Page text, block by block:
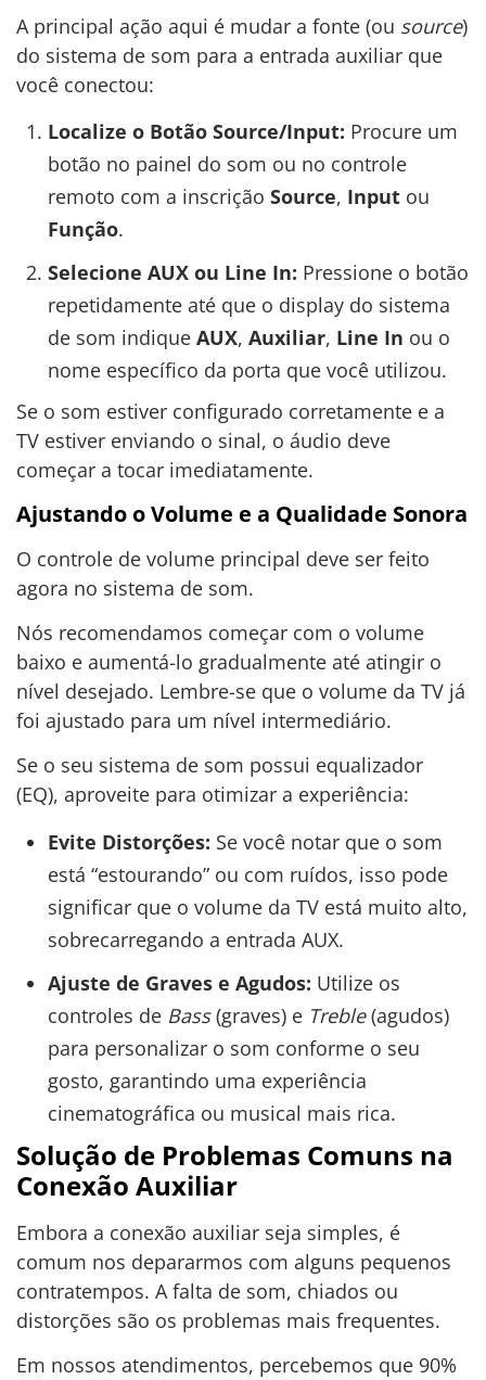
A principal ação aqui é mudar a fonte (ou source)
do sistema de som para a entrada auxiliar que
você conectou:
Localize o Botão Source/Input: Procure um
botão no painel do som ou no controle
remoto com a inscrição Source, Inputou
Função.
Selecione AUX ou Line In: Pressione o botão
repetidamente até que o display do sistema
de som indique AUX, Auxiliar, Line In ou o
nome específico da porta que você utilizou.
Se o som estiver configurado corretamente e a
TV estiver enviando o sinal, o áudio deve
começar a tocar imediatamente.
Ajustando o Volume e a Qualidade Sonora
O controle de volume principal deve ser feito
agora no sistema de som.
Nós recomendamos começar com o volume
baixo e aumentá-lo gradualmente até atingir o
nível desejado. Lembre-se que o volume da TV já
foi ajustado para um nível intermediário.
Se o seu sistema de som possui equalizador
(EQ), aproveite para otimizar a experiência:
Evite Distorções: Se você notar que o som
está “estourando” ou com ruídos, isso pode
significar que o volume da TV está muito alto,
sobrecarregando a entrada AUX.
Ajuste de Graves e Agudos: Utilize os
controles de Bass(graves) e Treble(agudos)
para personalizar o som conforme o seu
gosto, garantindo uma experiência
cinematográfica ou musical mais rica.
Solução de Problemas Comuns na
Conexão Auxiliar
Embora a conexão auxiliar seja simples, é
comum nos depararmos com alguns pequenos
contratempos. A falta de som, chiados ou
distorções são os problemas mais frequentes.
Em nossos atendimentos, percebemos que 90%